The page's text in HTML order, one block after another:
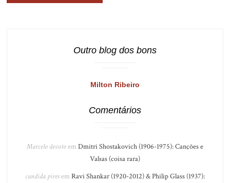
Outro blog dos bons
Milton Ribeiro
Comentários
Marcelo devotoem Dmitri Shostakovich (1906-1975): Canções e
Valsas (coisa rara)
candida piresem Ravi Shankar (1920-2012) & Philip Glass (1937):